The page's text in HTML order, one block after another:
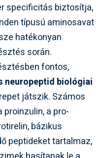
specificitás biztosítja,
típusú aminosavat
hatékonyan
során.
fontos,
neuropeptid biológiai
játszik. Számos
a pro-
bázikus
peptideket tartalmaz,